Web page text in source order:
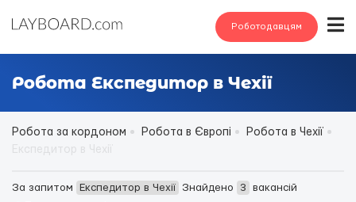
Роботодавцям
Робота Експедитор в Чехії
Робота за кордоном Робота в Європі
Робота в Чехії
За запитом Експедитор в Чехії Знайдено 3
вакансій